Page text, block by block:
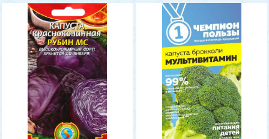
Гавриш
Аэлита
Золотая Сотка
Плазмас
Капуста
Микрозелень
Редис
Цветная
Белая
Фиолетовая
Темно-зеленая
Красно-фиолетовая